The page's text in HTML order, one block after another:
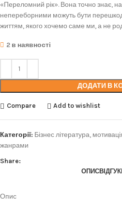
«Переломний рік». Вона точно знає,
непереборними можуть бути
життям, якого хочемо саме ми, а не
2 в наявності
ДОДАТИ В
Compare Add to wishlist
Категорії: Бізнес література,
жанрами
Share:
ОПИС
Опис